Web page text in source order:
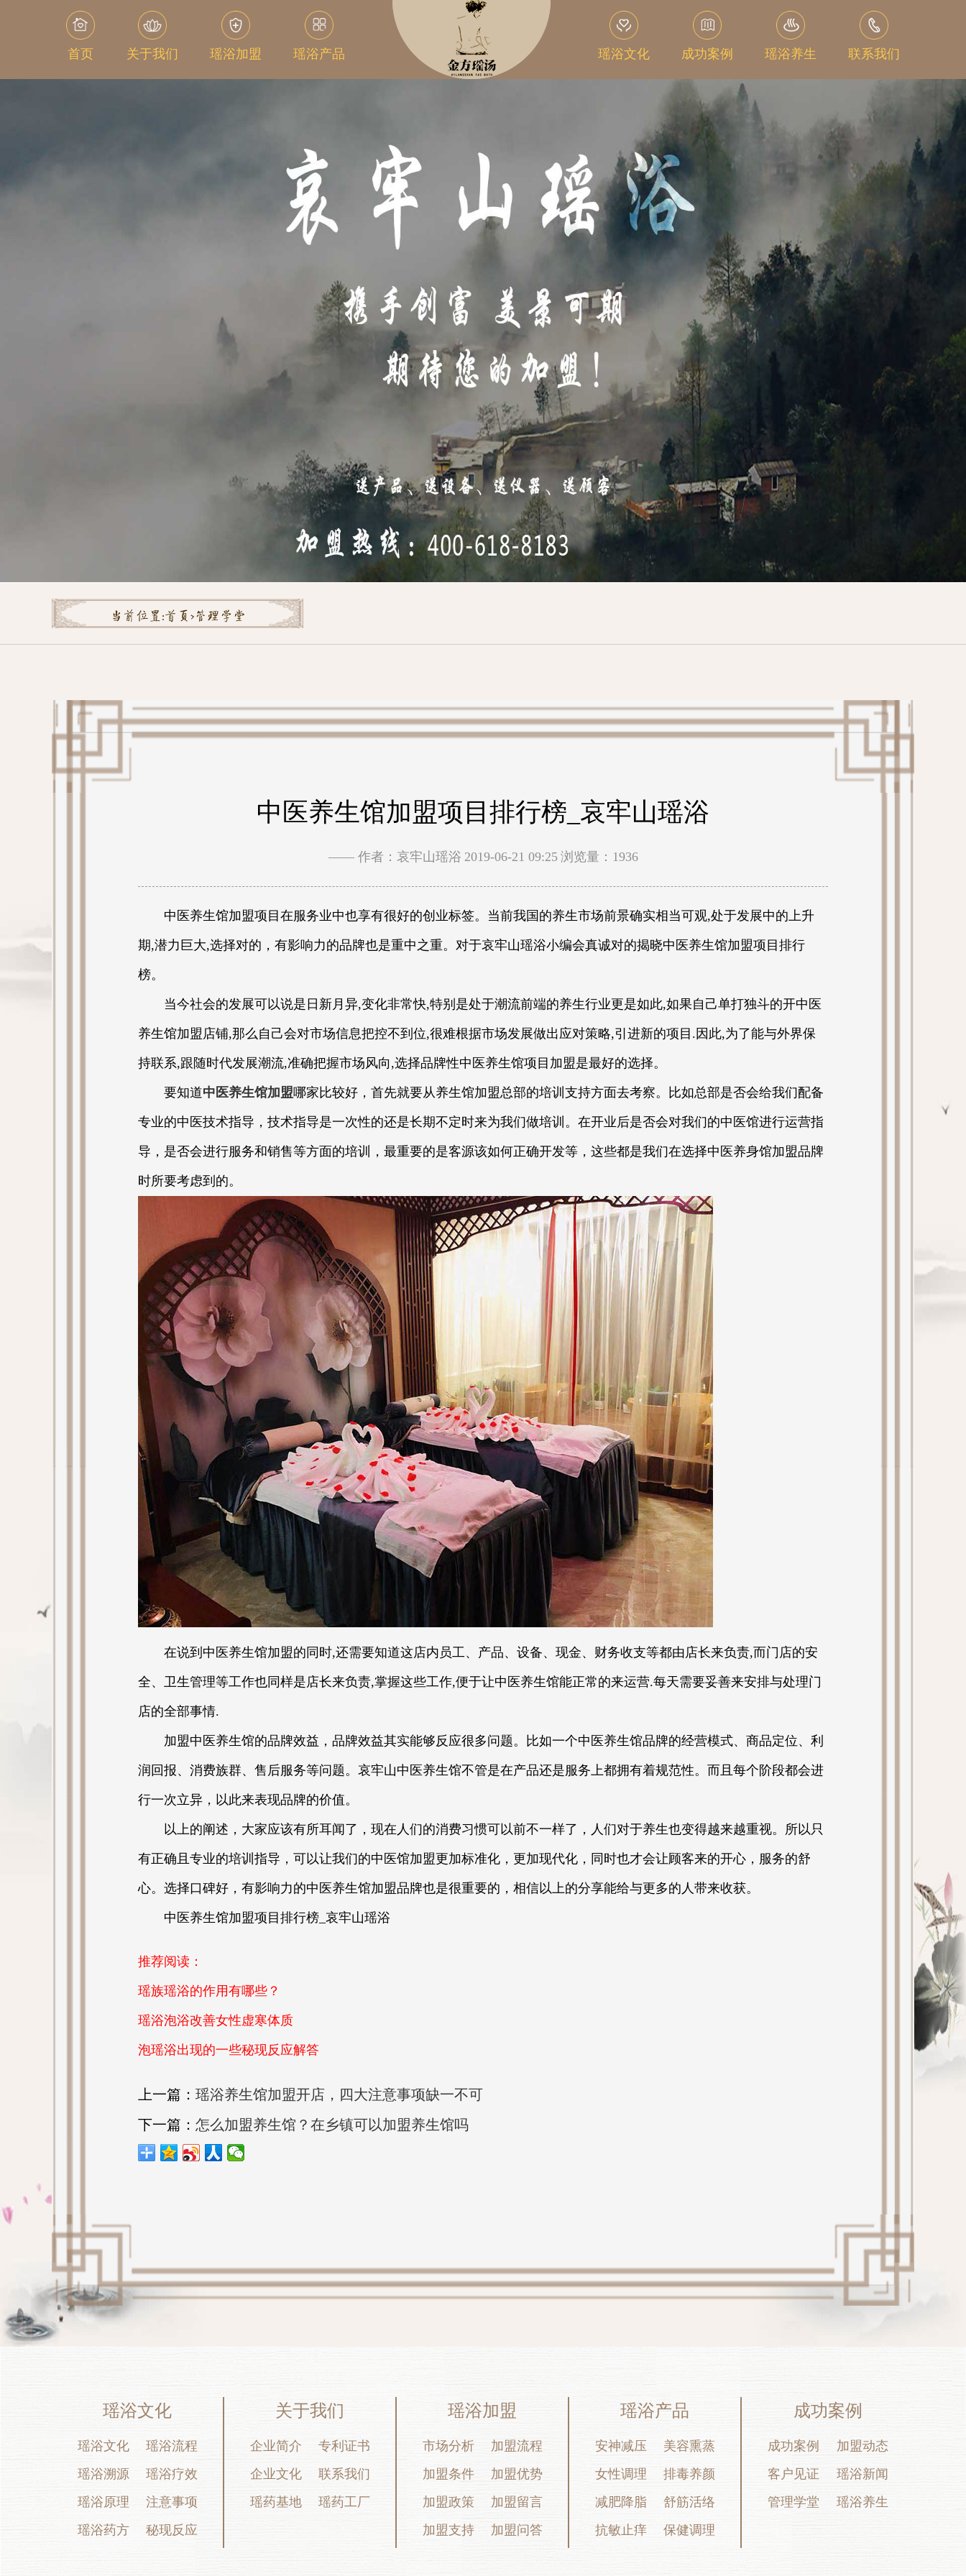
首页 关于我们 瑶浴加盟 瑶浴产品 瑶浴文化 成功案例 瑶浴养生 联系我们
当前位置:首页>管理学堂
中医养生馆加盟项目排行榜_哀牢山瑶浴
—— 作者：哀牢山瑶浴 2019-06-21 09:25 浏览量：1936
中医养生馆加盟项目在服务业中也享有很好的创业标签。当前我国的养生市场前景确实相当可观,处于发展中的上升
期,潜力巨大,选择对的，有影响力的品牌也是重中之重。对于哀牢山瑶浴小编会真诚对的揭晓中医养生馆加盟项目排行
榜。
当今社会的发展可以说是日新月异,变化非常快,特别是处于潮流前端的养生行业更是如此,如果自己单打独斗的开中医
养生馆加盟店铺,那么自己会对市场信息把控不到位,很难根据市场发展做出应对策略,引进新的项目.因此,为了能与外界保
持联系,跟随时代发展潮流,准确把握市场风向,选择品牌性中医养生馆项目加盟是最好的选择。
要知道中医养生馆加盟哪家比较好，首先就要从养生馆加盟总部的培训支持方面去考察。比如总部是否会给我们配备
专业的中医技术指导，技术指导是一次性的还是长期不定时来为我们做培训。在开业后是否会对我们的中医馆进行运营指
导，是否会进行服务和销售等方面的培训，最重要的是客源该如何正确开发等，这些都是我们在选择中医养身馆加盟品牌
时所要考虑到的。
在说到中医养生馆加盟的同时,还需要知道这店内员工、产品、设备、现金、财务收支等都由店长来负责,而门店的安
全、卫生管理等工作也同样是店长来负责,掌握这些工作,便于让中医养生馆能正常的来运营.每天需要妥善来安排与处理门
店的全部事情.
加盟中医养生馆的品牌效益，品牌效益其实能够反应很多问题。比如一个中医养生馆品牌的经营模式、商品定位、利
润回报、消费族群、售后服务等问题。哀牢山中医养生馆不管是在产品还是服务上都拥有着规范性。而且每个阶段都会进
行一次立异，以此来表现品牌的价值。
以上的阐述，大家应该有所耳闻了，现在人们的消费习惯可以前不一样了，人们对于养生也变得越来越重视。所以只
有正确且专业的培训指导，可以让我们的中医馆加盟更加标准化，更加现代化，同时也才会让顾客来的开心，服务的舒
心。选择口碑好，有影响力的中医养生馆加盟品牌也是很重要的，相信以上的分享能给与更多的人带来收获。
中医养生馆加盟项目排行榜_哀牢山瑶浴
推荐阅读：
瑶族瑶浴的作用有哪些？
瑶浴泡浴改善女性虚寒体质
泡瑶浴出现的一些秘现反应解答
上一篇： 瑶浴养生馆加盟开店，四大注意事项缺一不可
下一篇： 怎么加盟养生馆？在乡镇可以加盟养生馆吗
瑶浴文化
瑶浴文化
瑶浴流程
瑶浴溯源
瑶浴疗效
瑶浴原理
注意事项
瑶浴药方
秘现反应
关于我们
企业简介
专利证书
企业文化
联系我们
瑶药基地
瑶药工厂
瑶浴加盟
市场分析
加盟流程
加盟条件
加盟优势
加盟政策
加盟留言
加盟支持
加盟问答
瑶浴产品
安神减压
美容熏蒸
女性调理
排毒养颜
减肥降脂
舒筋活络
抗敏止痒
保健调理
成功案例
成功案例
加盟动态
客户见证
瑶浴新闻
管理学堂
瑶浴养生